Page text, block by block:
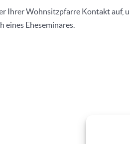
Ihrer Wohnsitzpfarre Kontakt auf,
eines Eheseminares.